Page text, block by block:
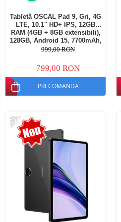
Tabletă OSCAL Pad 9, Gri, 4G
LTE, 10.1" HD+ IPS, 12GB
RAM (4GB + 8GB extensibili),
128GB, Android 15, 7700mAh,
Dual SIM
999,00 RON
799,00 RON
PRECOMANDA
-35%